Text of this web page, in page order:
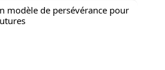
modèle de persévérance pour